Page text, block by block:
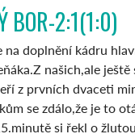
BOR-2:1(1:0)
doplnění kádru
našich,ale
z prvních dvaceti
se zdálo,že je to
si řekl o